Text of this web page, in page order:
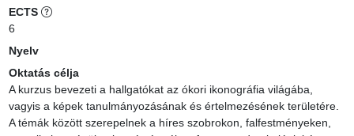
ECTS
6
Nyelv
Oktatás célja
A kurzus bevezeti a hallgatókat az ókori ikonográfia világába,
vagyis a képek tanulmányozásának és értelmezésének területére.
A témák között szerepelnek a híres szobrokon, falfestményeken,